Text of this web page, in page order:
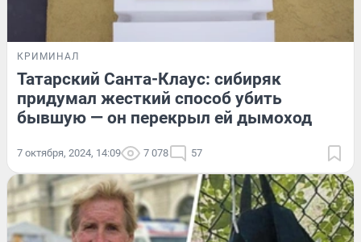
КРИМИНАЛ
Татарский Санта-Клаус: сибиряк
придумал жесткий способ убить
бывшую — он перекрыл ей дымоход
7 октября, 2024, 14:09 7 078 57